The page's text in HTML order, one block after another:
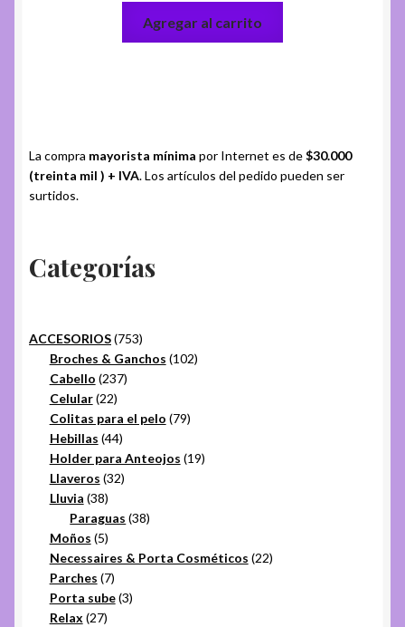
Agregar al carrito
La compra mayorista mínima por Internet es de$30.000
(treinta mil ) + IVA. Los artículos del pedido pueden ser
surtidos.
Categorías
ACCESORIOS 753753
productos
Broches & Ganchos 102102
Cabello 237237
Celular 2222
productos
Colitas para el pelo 7979
Hebillas 4444
productos
Holder para Anteojos 1919
Llaveros 3232
Lluvia 3838
productos
Paraguas 3838
Moños 55
productos
Necessaires & Porta Cosméticos 2222
Parches 77
productos
Porta sube 33
Relax 2727